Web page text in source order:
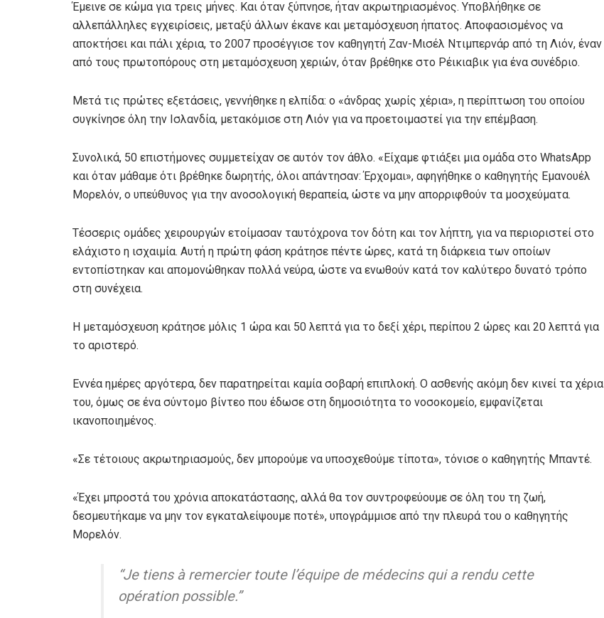
Έμεινε σε κώμα για τρεις μήνες. Και όταν ξύπνησε, ήταν ακρωτηριασμένος. Υποβλήθηκε σε
αλλεπάλληλες εγχειρίσεις, μεταξύ άλλων έκανε και μεταμόσχευση ήπατος. Αποφασισμένος να
αποκτήσει και πάλι χέρια, το 2007 προσέγγισε τον καθηγητή Ζαν-Μισέλ Ντιμπερνάρ από τη Λιόν, έναν
από τους πρωτοπόρους στη μεταμόσχευση χεριών, όταν βρέθηκε στο Ρέικιαβικ για ένα συνέδριο.
Μετά τις πρώτες εξετάσεις, γεννήθηκε η ελπίδα: ο «άνδρας χωρίς χέρια», η περίπτωση του οποίου
συγκίνησε όλη την Ισλανδία, μετακόμισε στη Λιόν για να προετοιμαστεί για την επέμβαση.
Συνολικά, 50 επιστήμονες συμμετείχαν σε αυτόν τον άθλο. «Είχαμε φτιάξει μια ομάδα στο WhatsApp
και όταν μάθαμε ότι βρέθηκε δωρητής, όλοι απάντησαν: Έρχομαι», αφηγήθηκε ο καθηγητής Εμανουέλ
Μορελόν, ο υπεύθυνος για την ανοσολογική θεραπεία, ώστε να μην απορριφθούν τα μοσχεύματα.
Τέσσερις ομάδες χειρουργών ετοίμασαν ταυτόχρονα τον δότη και τον λήπτη, για να περιοριστεί στο
ελάχιστο η ισχαιμία. Αυτή η πρώτη φάση κράτησε πέντε ώρες, κατά τη διάρκεια των οποίων
εντοπίστηκαν και απομονώθηκαν πολλά νεύρα, ώστε να ενωθούν κατά τον καλύτερο δυνατό τρόπο
στη συνέχεια.
Η μεταμόσχευση κράτησε μόλις 1 ώρα και 50 λεπτά για το δεξί χέρι, περίπου 2 ώρες και 20 λεπτά για
το αριστερό.
Εννέα ημέρες αργότερα, δεν παρατηρείται καμία σοβαρή επιπλοκή. Ο ασθενής ακόμη δεν κινεί τα χέρια
του, όμως σε ένα σύντομο βίντεο που έδωσε στη δημοσιότητα το νοσοκομείο, εμφανίζεται
ικανοποιημένος.
«Σε τέτοιους ακρωτηριασμούς, δεν μπορούμε να υποσχεθούμε τίποτα», τόνισε ο καθηγητής Μπαντέ.
«Έχει μπροστά του χρόνια αποκατάστασης, αλλά θα τον συντροφεύουμε σε όλη του τη ζωή,
δεσμευτήκαμε να μην τον εγκαταλείψουμε ποτέ», υπογράμμισε από την πλευρά του ο καθηγητής
Μορελόν.
“Je tiens à remercier toute l’équipe de médecins qui a rendu cette
opération possible.”